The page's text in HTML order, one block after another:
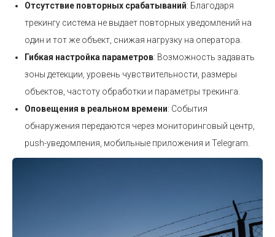
Отсутствие повторных срабатываний: Благодаря
трекингу система не выдает повторных уведомлений на
один и тот же объект, снижая нагрузку на оператора.
Гибкая настройка параметров: Возможность задавать
зоны детекции, уровень чувствительности, размеры
объектов, частоту обработки и параметры трекинга.
Оповещения в реальном времени: События
обнаружения передаются через мониторинговый центр,
push-уведомления, мобильные приложения и Telegram.